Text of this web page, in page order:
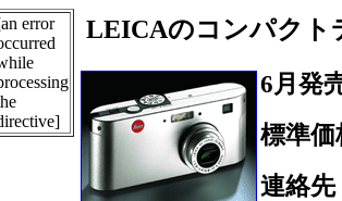
error
LEICAのコンパクト
6月発
標準
連絡